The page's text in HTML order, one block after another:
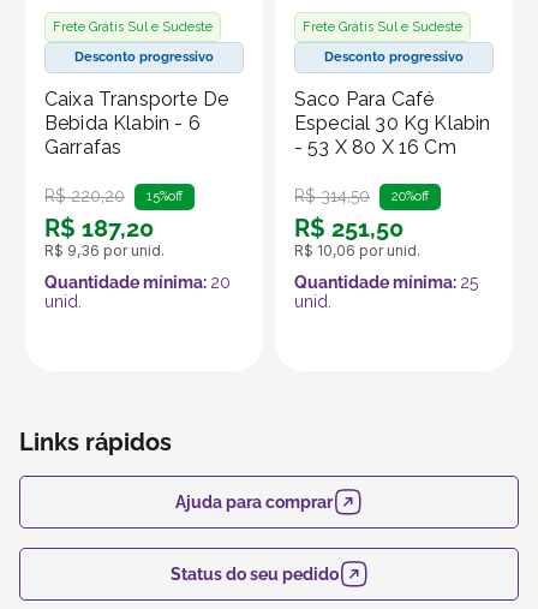
garantir a vedação. Com esses cuidados, seus copos
permanecerão em excelente estado por mais tempo.
Produto vendido por Seller :)
Um Seller Klabin é um parceiro que vende seus
alcance e os recursos da plataforma, que é
especializada em embalagens e produtos em papel.
Frete Grátis Sul e Sudeste
Desconto progressivo
Caixa Transporte De
Bebida Klabin - 6
Garrafas
R$ 220,20 15%off
R$ 187,20
R$ 9,36 por unid.
Quantidade mínima: 20
unid.
Frete Grátis Sul e Sudeste
Desconto progressivo
Saco Para Café
Especial 30 Kg Klabin
- 53 X 80 X 16 Cm
R$ 314,50 20%off
R$ 251,50
R$ 10,06 por unid.
Quantidade mínima: 25
unid.
Links rápidos
Ajuda para comprar
Status do seu pedido